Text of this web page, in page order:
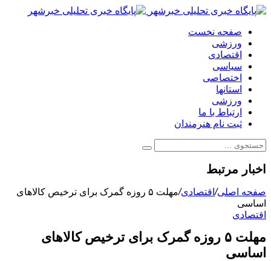
صفحه نخست
ورزشی
اقتصادی
سیاسی
اختصاصی
استانها
ورزشی
ارتباط با ما
ثبت نام هنرمندان
اخبار مرتبط
صفحه اصلی/اقتصادی/
مهلت ۵ روزه گمرک برای ترخیص کالا‌های
اساسی
اقتصادی
مهلت ۵ روزه گمرک برای ترخیص کالا‌های
اساسی